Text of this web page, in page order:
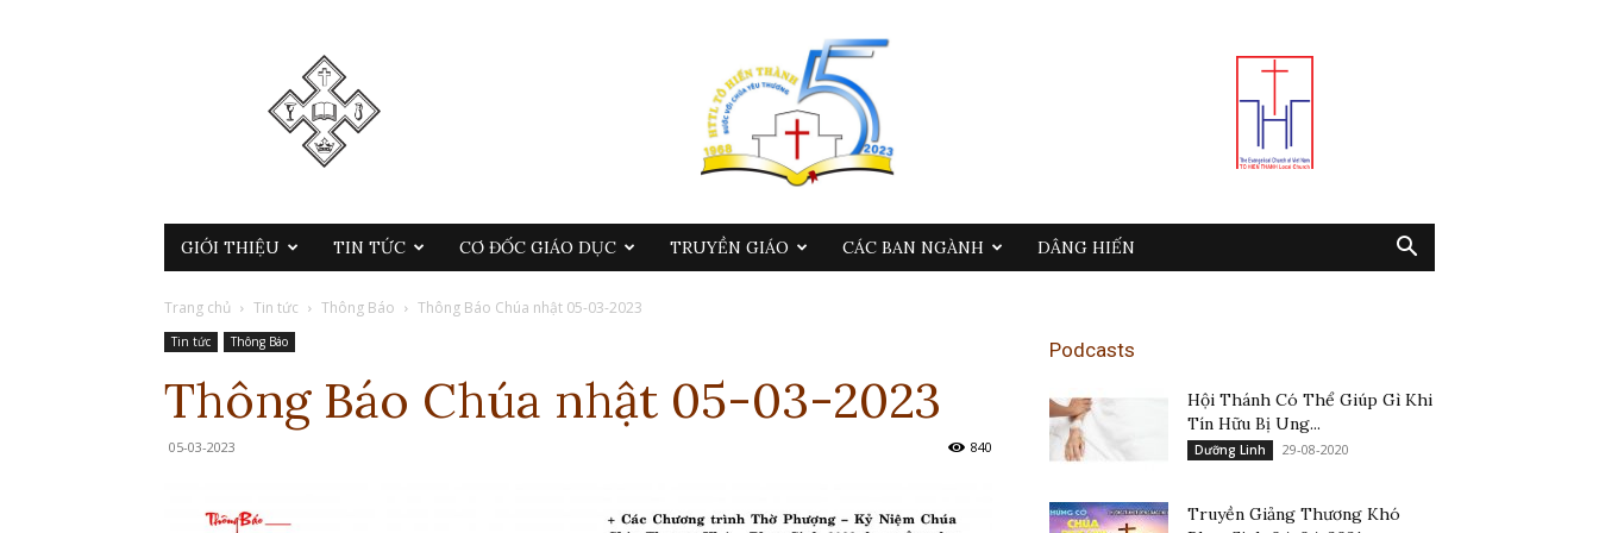
GIỚI THIỆU TIN TỨC CƠ ĐỐC GIÁO DỤC TRUYỀN GIÁO CÁC BAN NGÀNH DÂNG HIẾN
Trang chủ Tin tức Thông Báo Thông Báo Chúa nhật 05-03-2023
Tin tức Thông Báo
Thông Báo Chúa nhật 05-03-2023
05-03-2023 840
Podcasts
Hội Thánh Có Thể Giúp Gì Khi
Tín Hữu Bị Ung...
Dưỡng Linh 29-08-2020
Truyền Giảng Thương Khó